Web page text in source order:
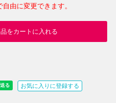
由に変更できます。
をカートに入れる
お気に入りに登録する